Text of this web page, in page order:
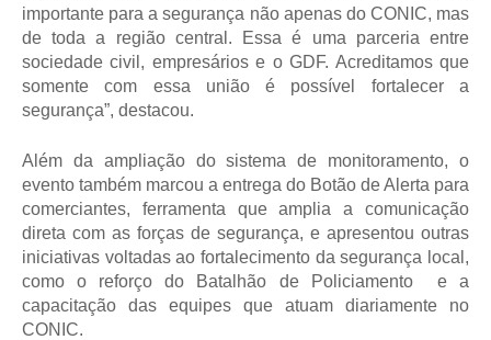
importante para a segurança não apenas do CONIC, mas
de toda a região central. Essa é uma parceria entre
sociedade civil, empresários e o GDF. Acreditamos que
somente com essa união é possível fortalecer a
segurança”, destacou.
Além da ampliação do sistema de monitoramento, o
evento também marcou a entrega do Botão de Alerta para
comerciantes, ferramenta que amplia a comunicação
direta com as forças de segurança, e apresentou outras
iniciativas voltadas ao fortalecimento da segurança local,
como o reforço do Batalhão de Policiamento  e a
capacitação das equipes que atuam diariamente no
CONIC.